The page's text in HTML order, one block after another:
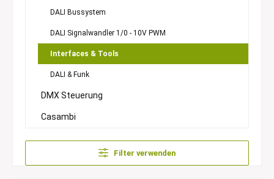
DALI Bussystem
DALI Signalwandler 1/0 - 10V PWM
Interfaces & Tools
DALI & Funk
DMX Steuerung
Casambi
Filter verwenden